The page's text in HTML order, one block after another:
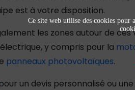
est à votre disposition.
les zones autour de
y compris pour la
panneaux photovoltaïques.
pour un devis personnalisé ou
Ce site web utilise des cookies